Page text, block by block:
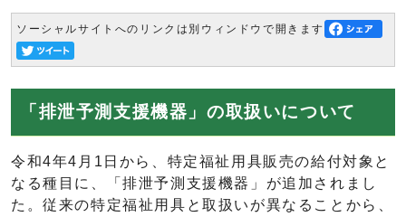
ソーシャルサイトへのリンクは別ウィンドウで開きます
「排泄予測支援機器」の取扱いについて
令和4年4月1日から、特定福祉用具販売の給付対象と
なる種目に、「排泄予測支援機器」が追加されまし
た。従来の特定福祉用具と取扱いが異なることから、